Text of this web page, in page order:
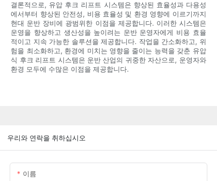
결론적으로, 유압 후크 리프트 시스템은 향상된 효율성과 다용성
에서부터 향상된 안전성, 비용 효율성 및 환경 영향에 이르기까지
현대 운반 장비에 광범위한 이점을 제공합니다. 이러한 시스템은
운영을 향상하고 생산성을 높이려는 운반 운영자에게 비용 효율
적이고 지속 가능한 솔루션을 제공합니다. 작업을 간소화하고, 위
험을 최소화하고, 환경에 미치는 영향을 줄이는 능력을 갖춘 유압
식 후크 리프트 시스템은 운반 산업의 귀중한 자산으로, 운영자와
환경 모두에 수많은 이점을 제공합니다.
우리와 연락을 취하십시오
이름